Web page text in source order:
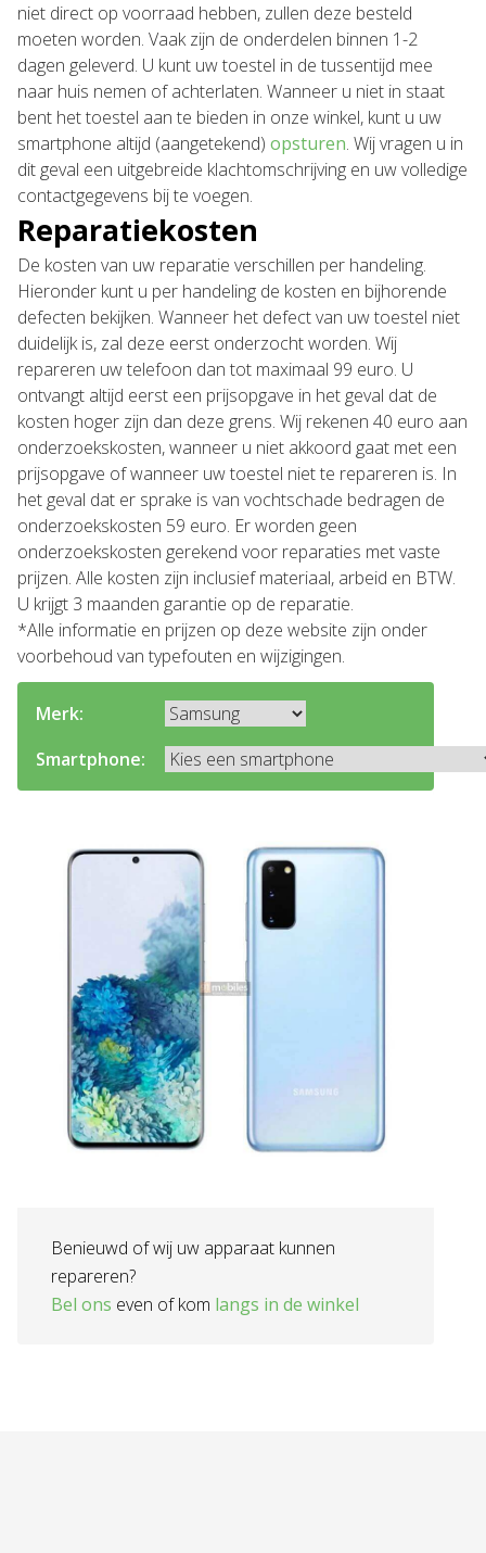
niet direct op voorraad hebben, zullen deze besteld
moeten worden. Vaak zijn de onderdelen binnen 1-2
dagen geleverd. U kunt uw toestel in de tussentijd mee
naar huis nemen of achterlaten. Wanneer u niet in staat
bent het toestel aan te bieden in onze winkel, kunt u uw
smartphone altijd (aangetekend) opsturen. Wij vragen u in
dit geval een uitgebreide klachtomschrijving en uw volledige
contactgegevens bij te voegen.
Reparatiekosten
De kosten van uw reparatie verschillen per handeling.
Hieronder kunt u per handeling de kosten en bijhorende
defecten bekijken. Wanneer het defect van uw toestel niet
duidelijk is, zal deze eerst onderzocht worden. Wij
repareren uw telefoon dan tot maximaal 99 euro. U
ontvangt altijd eerst een prijsopgave in het geval dat de
kosten hoger zijn dan deze grens. Wij rekenen 40 euro aan
onderzoekskosten, wanneer u niet akkoord gaat met een
prijsopgave of wanneer uw toestel niet te repareren is. In
het geval dat er sprake is van vochtschade bedragen de
onderzoekskosten 59 euro. Er worden geen
onderzoekskosten gerekend voor reparaties met vaste
prijzen. Alle kosten zijn inclusief materiaal, arbeid en BTW.
U krijgt 3 maanden garantie op de reparatie.
*Alle informatie en prijzen op deze website zijn onder
voorbehoud van typefouten en wijzigingen.
Merk:
Smartphone:
Benieuwd of wij uw apparaat kunnen
repareren?
Bel ons even of kom langs in de winkel